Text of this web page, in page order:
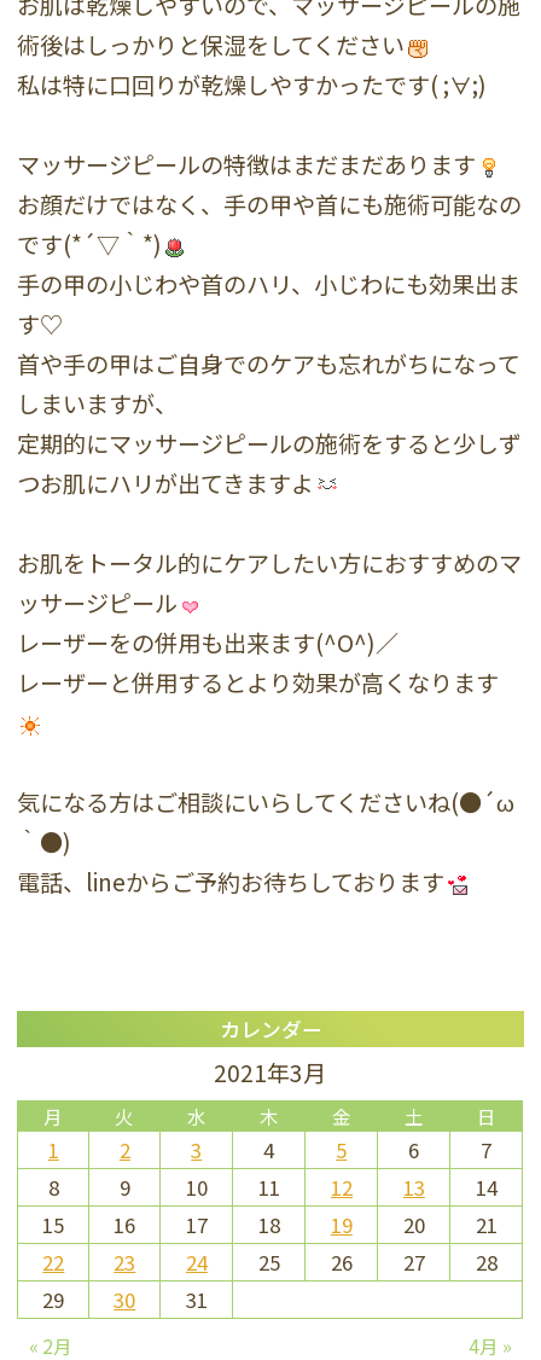
術後はしっかりと保湿をしてください
私は特に口回りが乾燥しやすかったです( ;∀;)
マッサージピールの特徴はまだまだあります
お顔だけではなく、手の甲や首にも施術可能なの
です(*´▽｀*)
手の甲の小じわや首のハリ、小じわにも効果出ま
す♡
首や手の甲はご自身でのケアも忘れがちになって
しまいますが、
定期的にマッサージピールの施術をすると少しず
つお肌にハリが出てきますよ
お肌をトータル的にケアしたい方におすすめのマ
ッサージピール
レーザーをの併用も出来ます(^O^)／
レーザーと併用するとより効果が高くなります
気になる方はご相談にいらしてくださいね(●´ω
｀●)
電話、lineからご予約お待ちしております
カレンダー
2021年3月
月 火 水 木 金 土 日
1 2 3 4 5 6
7
8
9 10 11 12 13
14
15
16 17 18 19 20
21
22
23 24 25 26 27
28
29
30 31
« 2月 4月 »